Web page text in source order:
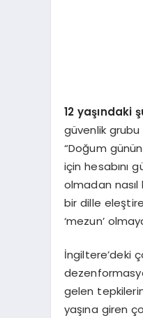
12 yaşındaki
güvenlik
“Doğum
için hesabını
olmadan nasıl
bir dille
‘mezun’
İngiltere’deki
gelen
yaşına giren